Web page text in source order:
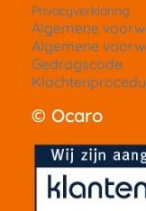
Privacyverklaring
Algemene
Algemene
Gedragscode
© Ocaro